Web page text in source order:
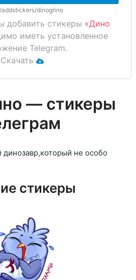
dinogrino
добавить стикеры «Дино
иметь установленное
Telegram.
Скачать
— стикеры
не особо
стикеры